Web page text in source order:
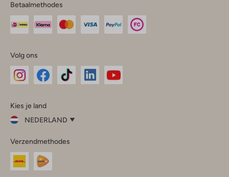
Betaalmethodes
Volg ons
InstagramFacebook
Kies je land
NEDERLAND
je
land
Nederland
Verzendmethodes